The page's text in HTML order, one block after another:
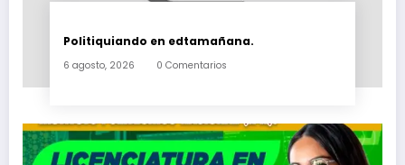
Politiquiando en edtamañana.
6 agosto, 2026 0 Comentarios